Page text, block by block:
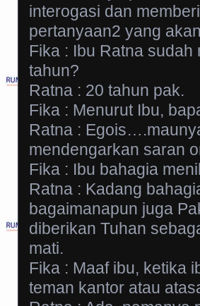
interogasi dan
pertanyaan2 yang
Fika : Ibu Ratna
tahun?
Ratna : 20 tahun pak.
Fika : Menurut Ibu,
Ratna :
mendengarkan saran
Fika : Ibu bahagia
Ratna : Kadang
bagaimanapun juga
diberikan Tuhan
mati.
Fika : Maaf ibu, ketika
teman kantor atau